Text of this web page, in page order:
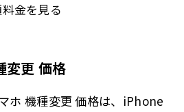
金を見る
変更 価格
ホ 機種変更 価格は、iPhone